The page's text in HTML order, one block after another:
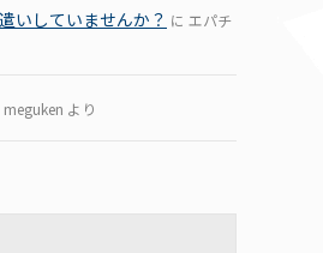
いしていませんか？ に エパチ
meguken より